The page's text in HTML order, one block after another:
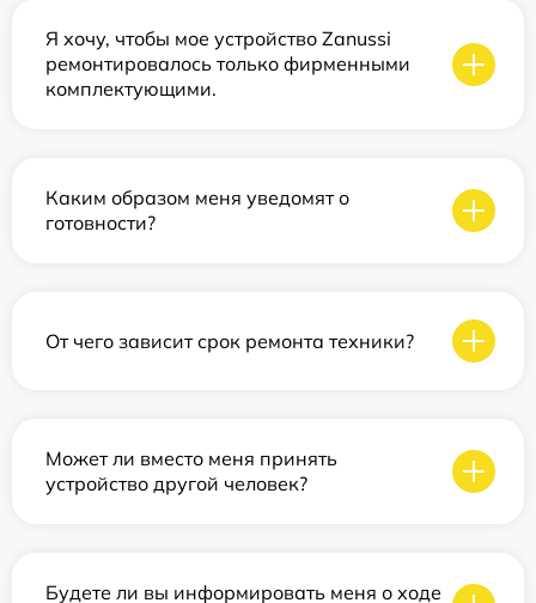
Я хочу, чтобы мое устройство Zanussi
ремонтировалось только фирменными
комплектующими.
Каким образом меня уведомят о
готовности?
От чего зависит срок ремонта техники?
Может ли вместо меня принять
устройство другой человек?
Будете ли вы информировать меня о ходе